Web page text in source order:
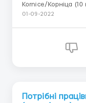
Kornice/Корніца
Послуги на
упаковщик,
01-09-2022
Потрібні